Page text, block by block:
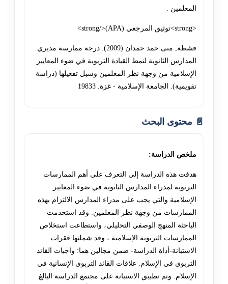
المعلمين .
<strong>توثيق المرجعي (APA)</strong>
قشطة, منى حمد حمدان (2009). درجة ممارسة مديري
المدارس الثانوية لنمط القيادة التربوية في ضوء المعايير
الإسلامية من وجهة نظر المعلمين وسبل تفعيلها (دراسة
تقويمية). الجامعة الإسلامية - غزة. 19833
📄 محتوى البحث
ملخص الدراسة:
هدفت هذه الدراسة إلى التعرف على أهم الممارسات
التربوية لمدراء المدارس الثانوية في ضوء المعايير
الإسلامية والتي يجب على مدراء المدارس الالتزام بهذه
الممارسات من وجهة نظر المعلمين. وقد استخدمت
الباحثة المنهج الوصفي التحليلي، واستطاعت استخلاص
الممارسات التربوية الإسلامية ، وقد شملتها فقرات
الاستبانة-أداة الدراسة- ضمن مجالين هما: واجبات القائد
التربوي في الإسلام. علاقات القائد التربوي الإنسانية في
الإسلام. وتم تطبيق الاستبانة على مجتمع الدراسة البالغ